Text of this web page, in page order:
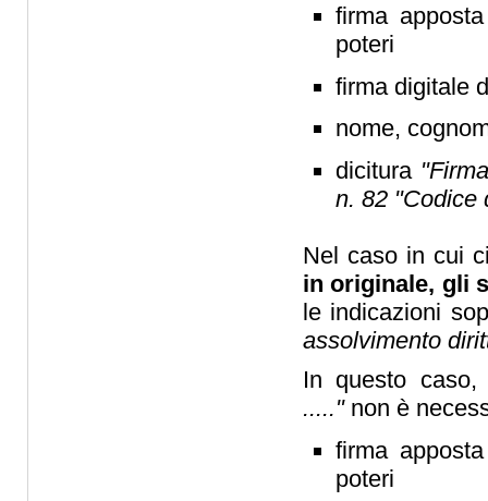
firma
poteri
firma digitale
nome,
dicitura
n. 82 "Codice
Nel caso in cui
in originale, gli
le indicazioni
assolvimento
In questo
....." non è
firma
poteri